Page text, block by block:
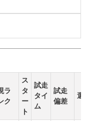
ラ
ク
ス
タ
ー
ト
試走
タイ
ム
試走
偏差
選